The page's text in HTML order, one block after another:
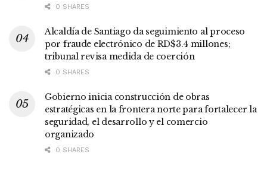
0 SHARES
Alcaldía de Santiago da seguimiento al proceso
por fraude electrónico de RD$3.4 millones;
tribunal revisa medida de coerción
0 SHARES
Gobierno inicia construcción de obras
estratégicas en la frontera norte para fortalecer la
seguridad, el desarrollo y el comercio
organizado
0 SHARES